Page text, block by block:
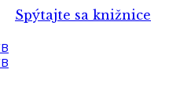
Spýtajte sa knižnice